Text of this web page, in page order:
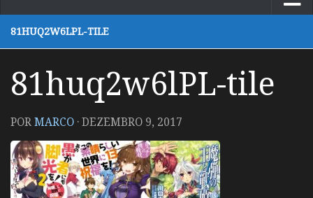
81HUQ2W6LPL-TILE
81huq2w6lPL-tile
PORMARCO ·DEZEMBRO 9, 2017